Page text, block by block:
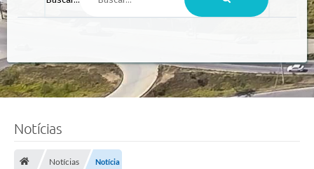
Notícias
Notícias Notícia